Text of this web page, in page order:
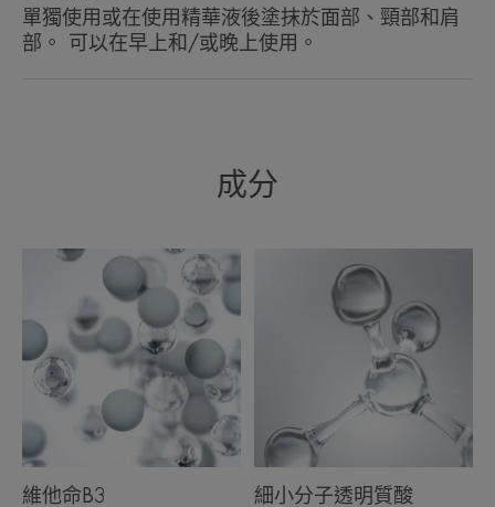
單獨使用或在使用精華液後塗抹於面部、頸部和肩
部。 可以在早上和/或晚上使用。
成分
維他命B3 細小分子透明質酸